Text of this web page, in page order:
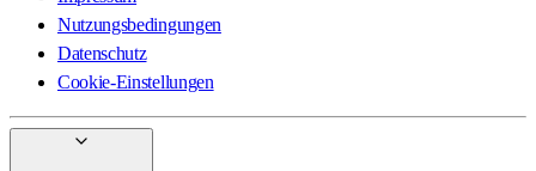
Nutzungsbedingungen
Datenschutz
Cookie-Einstellungen